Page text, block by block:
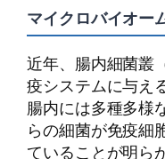
マイクロバイオー
近年、腸内細菌叢
疫システムに与え
腸内には多種多様
らの細菌が免疫細
ていることが明ら